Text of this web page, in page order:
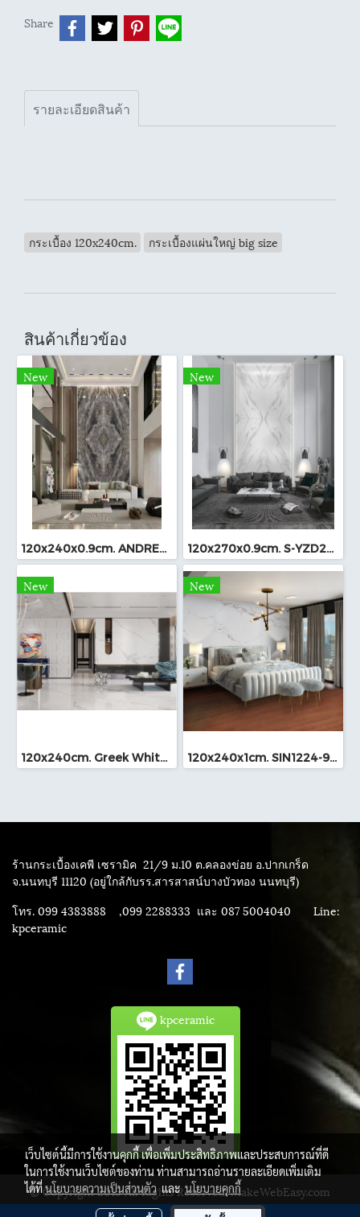
Share
รายละเอียดสินค้า
กระเบื้อง 120x240cm. กระเบื้องแผ่นใหญ่ big size
สินค้าเกี่ยวข้อง
New
120x240x0.9cm. ANDRES BROWN Bookmatch (249L-323)
New
120x270x0.9cm. S-YZD270926 Bookmatch (หนา 9mm.)
New
120x240cm. Greek White Sintered Stone Bookmatch
New
120x240x1cm. SIN1224-945 Sintered Stone Bookmatch
ร้านกระเบื้องเคพี เซรามิค 21/9 ม.10 ต.คลองข่อย อ.ปากเกร็ด
จ.นนทบุรี 11120 (อยู่ใกล้กับรร.สารสาสน์บางบัวทอง นนทบุรี)
โทร. 099 4383888 ,099 2288333 และ 087 5004040 Line:
kpceramic
kpceramic
© Copyright 2015 All Rights Reserved. MakeWebEasy.com
เว็บไซต์นี้มีการใช้งานคุกกี้ เพื่อเพิ่มประสิทธิภาพและประสบการณ์ที่ดี
ในการใช้งานเว็บไซต์ของท่าน ท่านสามารถอ่านรายละเอียดเพิ่มเติม
ได้ที่นโยบายความเป็นส่วนตัวและนโยบายคุกกี้